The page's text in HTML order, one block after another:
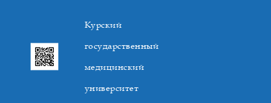
Курский
государственный
медицинский
университет